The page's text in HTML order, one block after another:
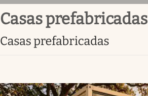
Mercados Online
Apertura
casas prefabricadas
casas prefabricadas